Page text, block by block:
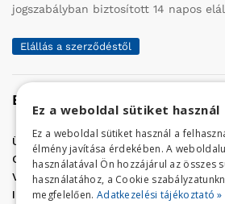
jogszabályban biztosított 14 napos
Elállás a szerződéstől
Elérhetőség
Üzletünk címe:Szolnok, Vércse út 17.
Golf Center Áruház:
06 (56) 423-324
VÁR-Kert Áruház: 06 (56) 429-771
Iroda:06 (56) 421-857
Ez a weboldal sütiket használ
Ez a weboldal sütiket használ a
élmény javítása érdekében. A
használatával Ön hozzájárul az összes
használatához, a Cookie
megfelelően. Adatkezelési tájékoztató »